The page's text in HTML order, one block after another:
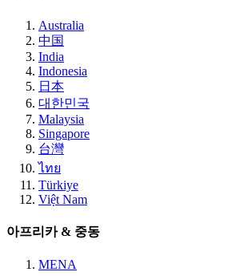
Australia
中国
India
Indonesia
日本
대한민국
Malaysia
Singapore
台灣
ไทย
Türkiye
Việt Nam
아프리카 & 중동
MENA